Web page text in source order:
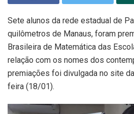
Sete alunos da rede estadual de
quilômetros de Manaus, foram
Brasileira de Matemática das
relação com os nomes dos
premiações foi divulgada no site
feira (18/01).